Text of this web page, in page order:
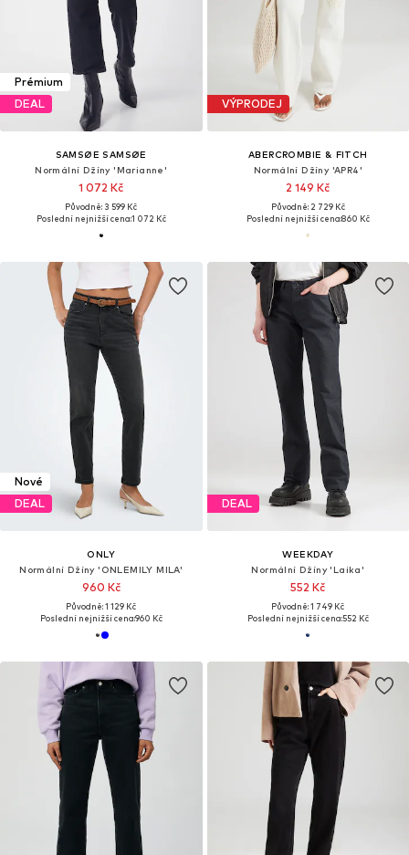
Prémium
DEAL
SAMSØE SAMSØE
Normální Džíny 'Marianne'
1 072 Kč
Původně: 3 599 Kč
Poslední nejnižší cena:1 072 Kč
VÝPRODEJ
ABERCROMBIE & FITCH
Normální Džíny 'APR4'
2 149 Kč
Původně: 2 729 Kč
Poslední nejnižší cena:860 Kč
Nové
DEAL
ONLY
Normální Džíny 'ONLEMILY MILA'
960 Kč
Původně: 1 129 Kč
Poslední nejnižší cena:960 Kč
DEAL
WEEKDAY
Normální Džíny 'Laika'
552 Kč
Původně: 1 749 Kč
Poslední nejnižší cena:552 Kč